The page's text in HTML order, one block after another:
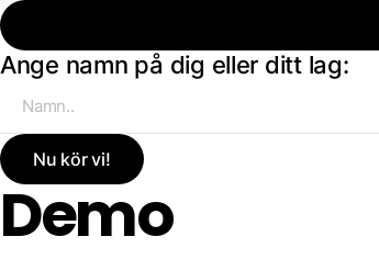
Ange namn på dig eller ditt lag:
Nu kör vi!
Demo